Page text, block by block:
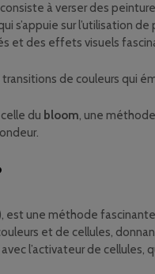
à verser des
sur l’utilisation
et des effets visuels
de couleurs qui
du bloom, une
une méthode
et de cellules,
l’activateur de